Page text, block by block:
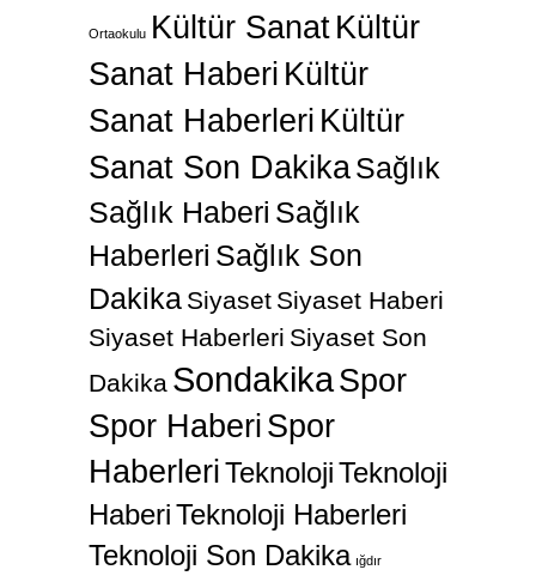
Ortaokulu Kültür SanatKültür
Sanat Haberi Kültür
Sanat Haberleri Kültür
Sanat Son DakikaSağlık
Sağlık Haberi Sağlık
Haberleri Sağlık Son
Dakika Siyaset Siyaset Haberi
Siyaset Haberleri Siyaset Son
Dakika SondakikaSpor
Spor Haberi Spor
HaberleriTeknolojiTeknoloji
HaberiTeknoloji Haberleri
Teknoloji Son Dakika ığdır